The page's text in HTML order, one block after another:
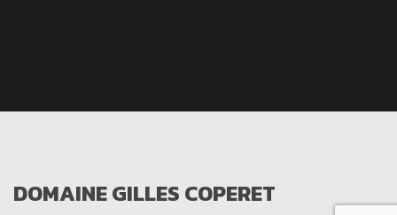
DOMAINE GILLES COPERET